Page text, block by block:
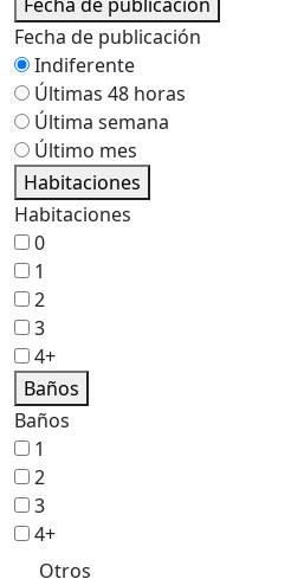
Fecha de publicación
Indiferente
Últimas 48 horas
Última semana
Último mes
Habitaciones
Habitaciones
0
1
2
3
4+
Baños
Baños
1
2
3
4+
Otros